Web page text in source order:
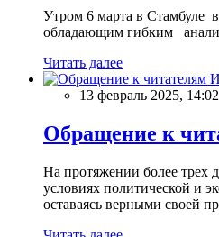
Утром 6 марта в Стамбуле
обладающим гибким
Читать далее
13 февраль 2025, 14:02
Обращение к
На протяжении более трех
условиях политической и
оставаясь верными своей